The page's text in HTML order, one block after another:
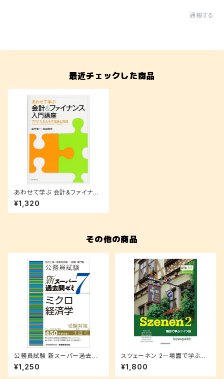
通報する
最近チェックした商品
あわせて学ぶ 会計&ファイナン
ス入門講座
¥1,320
その他の商品
公務員試験 新スーパー過去問
ゼミ7 ミクロ経済学
¥1,250
スツェーネン 2―場面で学ぶド
イツ語 コンパクト
¥1,800